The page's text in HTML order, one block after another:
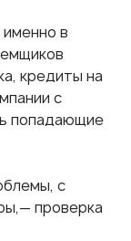
в
кредиты на
с
попадающие
с
проверка